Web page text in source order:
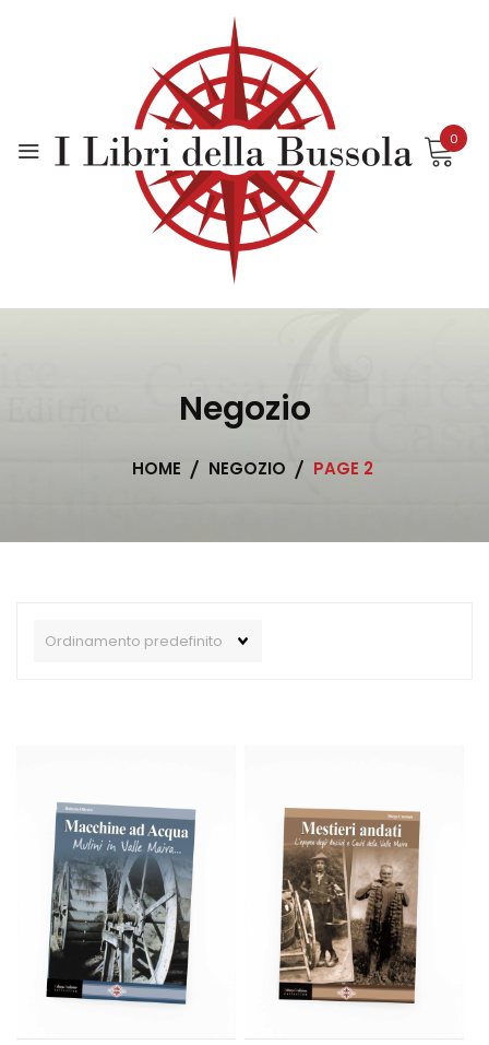
0
Negozio
HOME NEGOZIO PAGE 2